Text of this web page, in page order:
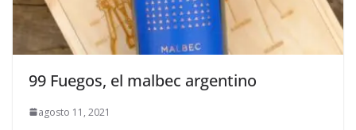
99 Fuegos, el malbec argentino
agosto 11, 2021